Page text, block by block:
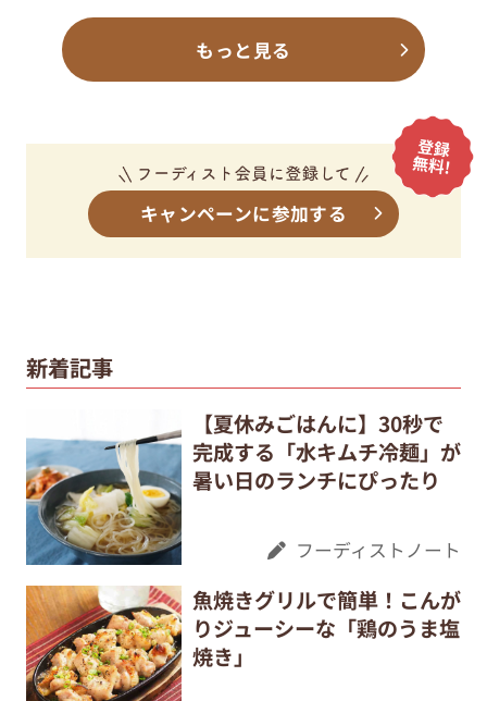
もっと見る
キャンペーンに参加する
新着記事
【夏休みごはんに】30秒で
完成する「水キムチ冷麺」が
暑い日のランチにぴったり
フーディストノート
魚焼きグリルで簡単！こんが
りジューシーな「鶏のうま塩
焼き」